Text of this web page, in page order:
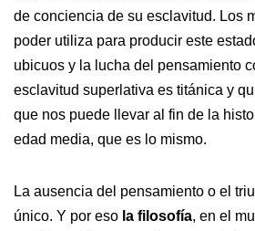
de conciencia de su esclavitud. Los
poder utiliza para producir este
ubicuos y la lucha del pensamiento
esclavitud superlativa es titánica y
que nos puede llevar al fin de la
edad media, que es lo mismo.
La ausencia del pensamiento o el
único. Y por eso la filosofía, en el